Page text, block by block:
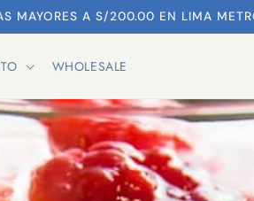
MAYORES A S/200.00 EN LIMA
WHOLESALE